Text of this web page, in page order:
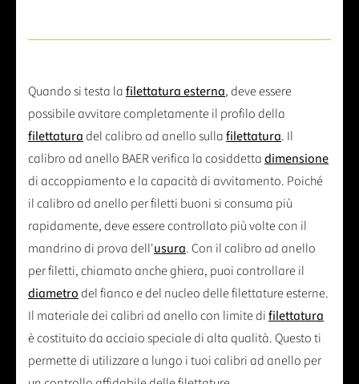
Quando si testa lafilettatura esterna, deve essere
possibile avvitare completamente il profilo della
filettaturadel calibro ad anello sullafilettatura. Il
calibro ad anello BAER verifica la cosiddettadimensione
di accoppiamento e la capacità di avvitamento. Poiché
il calibro ad anello per filetti buoni si consuma più
rapidamente, deve essere controllato più volte con il
mandrino di prova dell'usura. Con il calibro ad anello
per filetti, chiamato anche ghiera, puoi controllare il
diametrodel fianco e del nucleo delle filettature esterne.
Il materiale dei calibri ad anello con limite difilettatura
è costituito da acciaio speciale di alta qualità. Questo ti
permette di utilizzare a lungo i tuoi calibri ad anello per